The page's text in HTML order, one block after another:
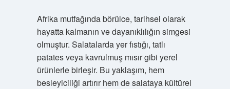
Afrika mutfağında börülce, tarihsel olarak
hayatta kalmanın ve dayanıklılığın simgesi
olmuştur. Salatalarda yer fıstığı, tatlı
patates veya kavrulmuş mısır gibi yerel
ürünlerle birleşir. Bu yaklaşım, hem
besleyiciliği artırır hem de salataya kültürel